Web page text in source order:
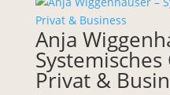
Anja
Privat &